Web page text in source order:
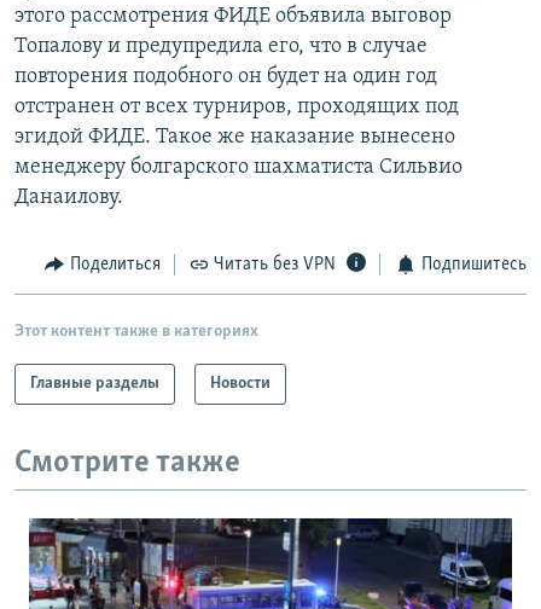
ПОДПИШИТЕСЬ НА РАССЫЛКУ
СОЦИАЛЬНЫЕ СЕТИ
этого рассмотрения ФИДЕ объявила выговор
Топалову и предупредила его, что в случае
повторения подобного он будет на один год
отстранен от всех турниров, проходящих под
эгидой ФИДЕ. Такое же наказание вынесено
менеджеру болгарского шахматиста Сильвио
Данаилову.
Поделиться Читать без VPN Подпишитесь
Этот контент также в категориях
Главные разделы Новости
Смотрите также